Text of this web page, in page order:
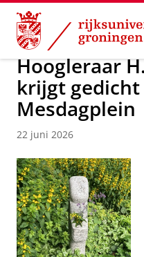
Skip
Content
Skip
Navigation
Over ons
Hoogleraar
krijgt gedicht
Mesdagplein
22 juni 2026